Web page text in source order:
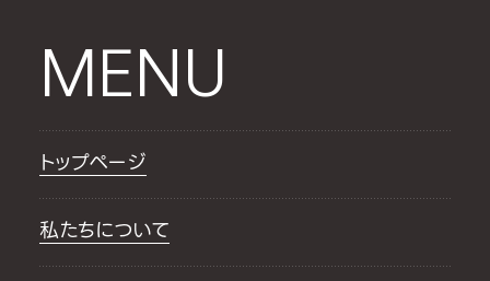
MENU
トップページ
私たちについて